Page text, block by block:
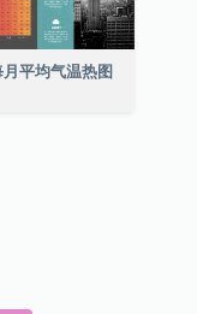
平均气温热图